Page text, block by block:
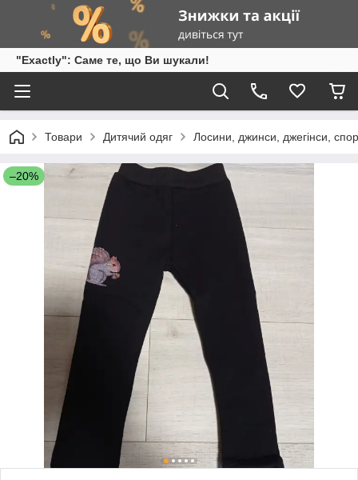
"Exactly": Саме те, що Ви шукали!
Товари Дитячий одяг Лосини, джинси, джегінси,
–20%